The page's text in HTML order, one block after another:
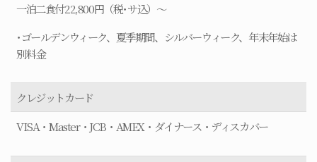
一泊二食付22,800円（税･サ込）～
･ゴールデンウィーク、夏季期間、シルバーウィーク、年末年始は
別料金
クレジットカード
VISA・Master・JCB・AMEX・ダイナース・ディスカバー